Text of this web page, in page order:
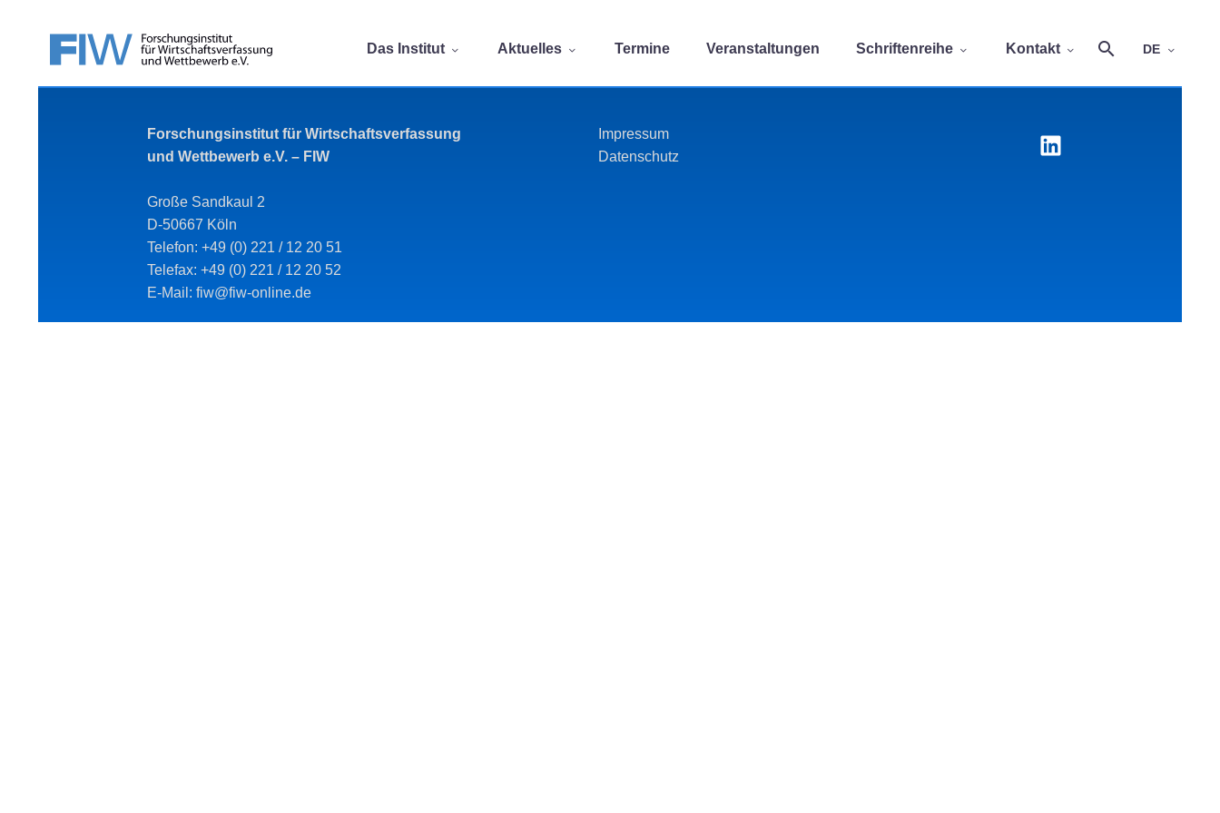
Das Institut Aktuelles Termine Veranstaltungen Schriftenreihe Kontakt DE
Forschungsinstitut für Wirtschaftsverfassung
und Wettbewerb e.V. – FIW
Große Sandkaul 2
D-50667 Köln
Telefon: +49 (0) 221 / 12 20 51
Telefax: +49 (0) 221 / 12 20 52
E-Mail: fiw@fiw-online.de
Impressum
Datenschutz